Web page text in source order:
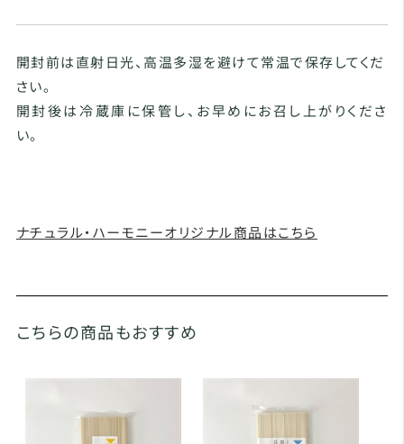
開封前は直射日光、高温多湿を避けて常温で保存してくだ
さい。
開封後は冷蔵庫に保管し、お早めにお召し上がりくださ
い。
ナチュラル・ハーモニーオリジナル商品はこちら
こちらの商品もおすすめ